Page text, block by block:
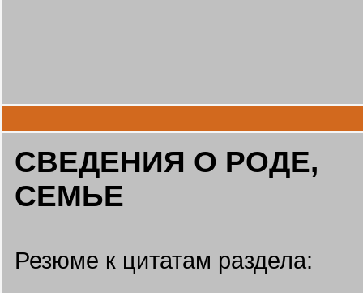
СВЕДЕНИЯ О РОДЕ,
СЕМЬЕ
Резюме к цитатам раздела: